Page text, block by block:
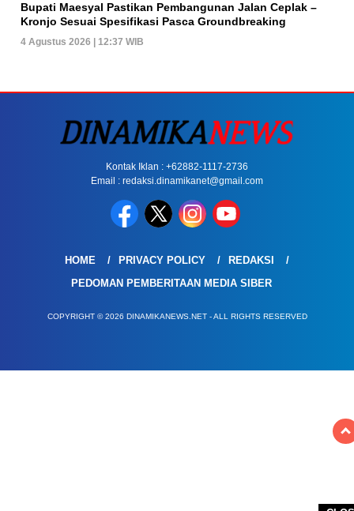
Bupati Maesyal Pastikan Pembangunan Jalan Ceplak –
Kronjo Sesuai Spesifikasi Pasca Groundbreaking
4 Agustus 2026 | 12:37 WIB
Kontak Iklan : +62882-1117-2736
Email : redaksi.dinamikanet@gmail.com
HOME PRIVACY POLICY
REDAKSI
PEDOMAN PEMBERITAAN MEDIA SIBER
COPYRIGHT © 2026 DINAMIKANEWS.NET - ALL RIGHTS RESERVED